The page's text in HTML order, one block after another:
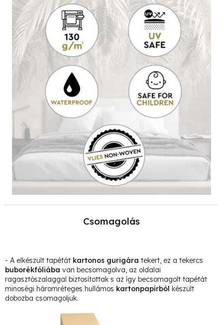
Csomagolás
- A elkészült tapétát kartonos gurigára tekert, ez a tekercs
buborékfóliába van becsomagolva, az oldalai
ragasztószalaggal biztosítottak s az így becsomagolt tapétát
minoségi háromréteges hullámos kartonpapírból készült
dobozba csomagoljuk.